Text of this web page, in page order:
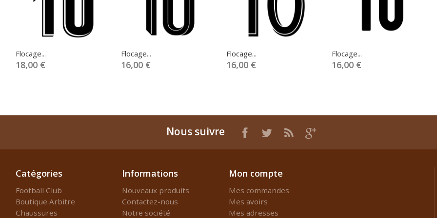
Flocage...
18,00 €
Flocage...
16,00 €
Flocage...
16,00 €
Flocage...
16,00 €
Nous suivre
Catégories
Football Club
Boutique Arbitre
Chaussures
Informations
Nouveaux produits
Contactez-nous
Notre société
Mon compte
Mes commandes
Mes avoirs
Mes adresses